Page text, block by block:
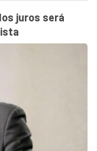
juros será